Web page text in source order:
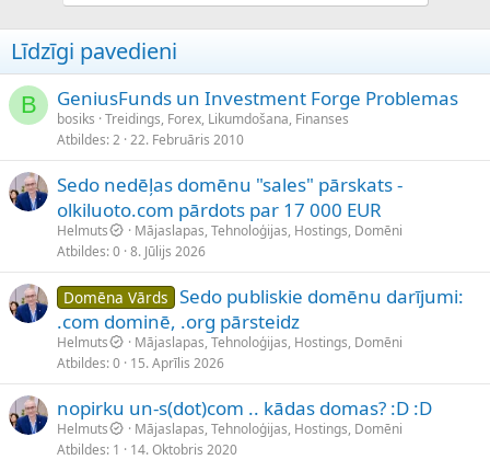
Līdzīgi pavedieni
B GeniusFunds un Investment Forge Problemas
bosiks Treidings, Forex, Likumdošana, Finanses
Atbildes 2 22. Februāris 2010
Sedo nedēļas domēnu "sales" pārskats -
olkiluoto.com pārdots par 17 000 EUR
Helmuts
Mājaslapas, Tehnoloģijas, Hostings, Domēni
Atbildes 0 8. Jūlijs 2026
Domēna Vārds Sedo publiskie domēnu darījumi:
.com dominē, .org pārsteidz
Helmuts
Mājaslapas, Tehnoloģijas, Hostings, Domēni
Atbildes 0 15. Aprīlis 2026
nopirku un-s(dot)com .. kādas domas? :D :D
Helmuts
Mājaslapas, Tehnoloģijas, Hostings, Domēni
Atbildes 1 14. Oktobris 2020